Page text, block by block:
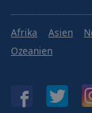
Afrika Asien
Ozeanien